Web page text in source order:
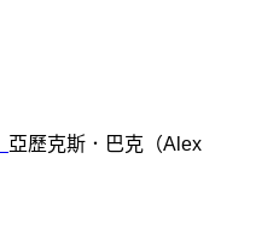
亞歷克斯．巴克（Alex